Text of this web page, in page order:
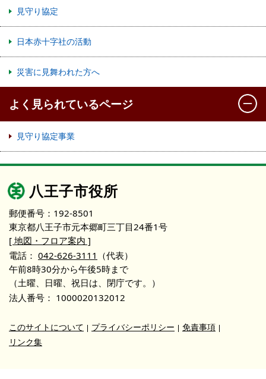
見守り協定
日本赤十字社の活動
災害に見舞われた方へ
よく見られているページ
見守り協定事業
八王子市役所
郵便番号：192-8501
東京都八王子市元本郷町三丁目24番1号
[ 地図・フロア案内 ]
電話： 042-626-3111 （代表）
午前8時30分から午後5時まで
（土曜、日曜、祝日は、閉庁です。）
法人番号： 1000020132012
このサイトについて プライバシーポリシー
免責事項
リンク集